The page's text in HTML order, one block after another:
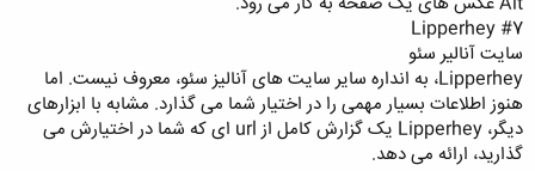
#7 Lipperhey
سایت آنالیر سئو
Lipperhey، به انداره سایر سایت های آنالیز سئو، معروف نیست. اما
هنوز اطلاعات بسیار مهمی را در اختیار شما می گذارد. مشابه با ابزارهای
دیگر، Lipperhey یک گزارش کامل از url ای که شما در اختیارش می
گذارید، ارائه می دهد.